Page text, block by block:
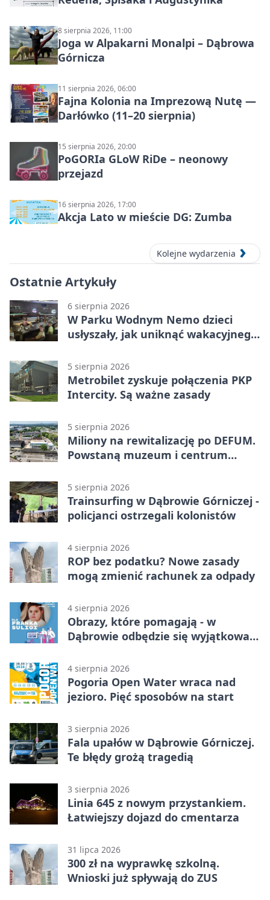
8 sierpnia 2026, 11:00
Joga w Alpakarni Monalpi – Dąbrowa
Górnicza
11 sierpnia 2026, 06:00
Fajna Kolonia na Imprezową Nutę —
Darłówko (11–20 sierpnia)
15 sierpnia 2026, 20:00
PoGORIa GLoW RiDe – neonowy
przejazd
16 sierpnia 2026, 17:00
Akcja Lato w mieście DG: Zumba
Kolejne wydarzenia
Ostatnie Artykuły
6 sierpnia 2026
W Parku Wodnym Nemo dzieci
usłyszały, jak uniknąć wakacyjnego
5 sierpnia 2026
Metrobilet zyskuje połączenia PKP
Intercity. Są ważne zasady
5 sierpnia 2026
Miliony na rewitalizację po DEFUM.
Powstaną muzeum i centrum
5 sierpnia 2026
Trainsurfing w Dąbrowie Górniczej -
policjanci ostrzegali kolonistów
4 sierpnia 2026
ROP bez podatku? Nowe zasady
mogą zmienić rachunek za odpady
4 sierpnia 2026
Obrazy, które pomagają - w
Dąbrowie odbędzie się wyjątkowa
4 sierpnia 2026
Pogoria Open Water wraca nad
jezioro. Pięć sposobów na start
3 sierpnia 2026
Fala upałów w Dąbrowie Górniczej.
Te błędy grożą tragedią
3 sierpnia 2026
Linia 645 z nowym przystankiem.
Łatwiejszy dojazd do cmentarza
31 lipca 2026
300 zł na wyprawkę szkolną.
Wnioski już spływają do ZUS